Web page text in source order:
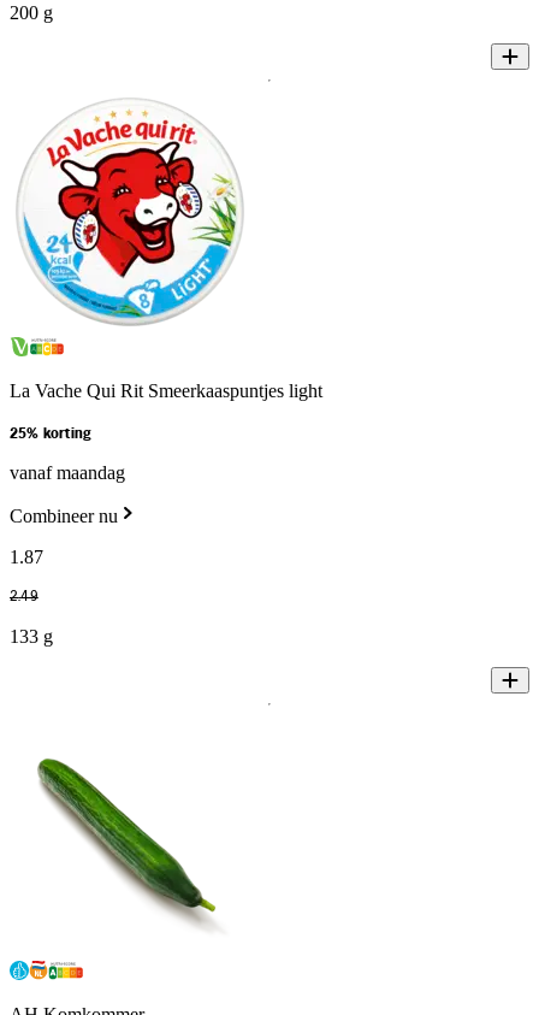
200 g
La Vache Qui Rit Smeerkaaspuntjes light
25% korting
vanaf maandag
Combineer nu
1 .87
2.49
133 g